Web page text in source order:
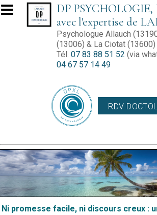
Aller au contenu principalDP PSYCHOLOGIE,
avec l'expertise de
Psychologue Allauch
(13006) & La Ciotat (13600)
Tél. 07 83 88 51 52 (via
04 67 57 14 49
RDV
Ni promesse facile, ni discours creux :